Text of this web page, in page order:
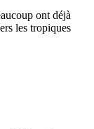
ont déjà
les tropiques